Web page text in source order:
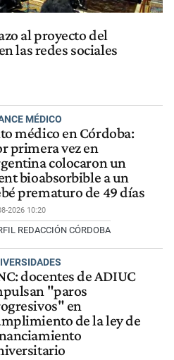
al proyecto del
las redes sociales
MÉDICO
médico en Córdoba:
primera vez en
colocaron un
bioabsorbible a un
prematuro de 49 días
2026 10:20
REDACCIÓN CÓRDOBA
docentes de ADIUC
"paros
en
de la ley de